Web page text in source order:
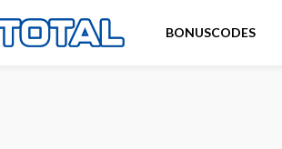
BONUSCODES